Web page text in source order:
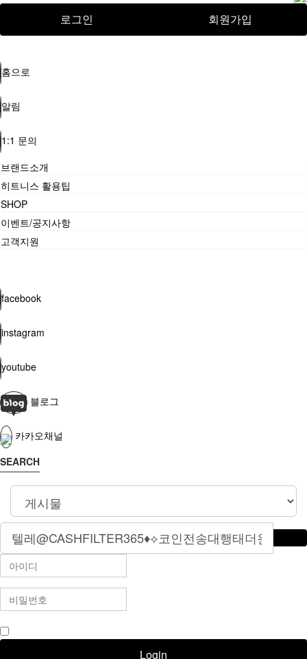
로그인 회원가입
홈으로
알림
1:1 문의
브랜드소개
히트니스 활용팁
SHOP
이벤트/공지사항
고객지원
facebook
instagram
youtube
블로그
카카오채널
SEARCH
Login